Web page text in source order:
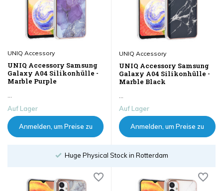
UNIQ Accessory
UNIQ Accessory Samsung
Galaxy A04 Silikonhülle -
Marble Purple
Auf Lager
Anmelden, um Preise zu
UNIQ Accessory
UNIQ Accessory Samsung
Galaxy A04 Silikonhülle -
Marble Black
Auf Lager
Anmelden, um Preise zu
Order until 18:00